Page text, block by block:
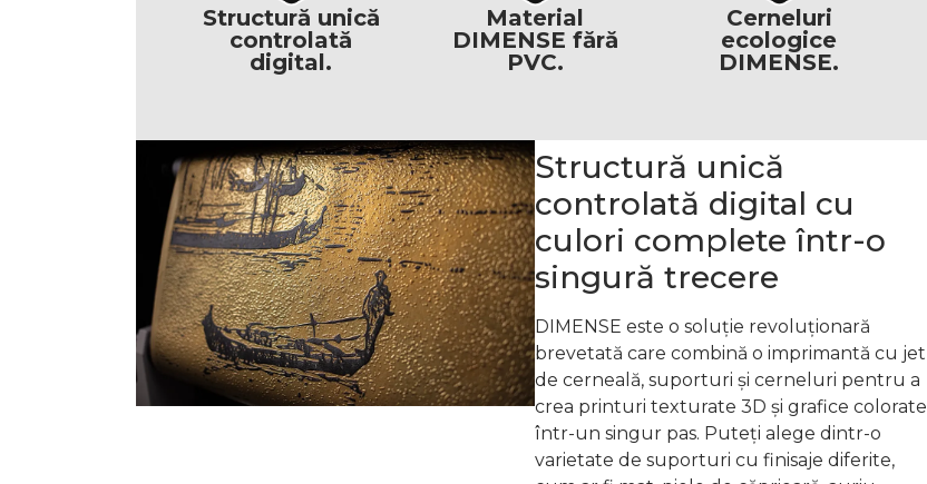
Structură unică
controlată
digital.
Material
DIMENSE fără
PVC.
Cerneluri
ecologice
DIMENSE.
Structură unică
controlată digital cu
culori complete într-o
singură trecere
DIMENSE este o soluție revoluționară
brevetată care combină o imprimantă cu jet
de cerneală, suporturi și cerneluri pentru a
crea printuri texturate 3D și grafice colorate
într-un singur pas. Puteți alege dintr-o
varietate de suporturi cu finisaje diferite,